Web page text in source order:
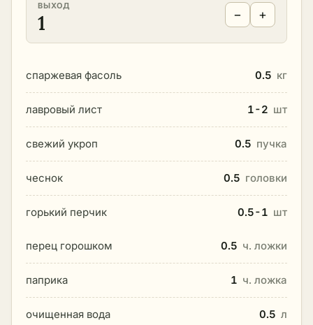
ВЫХОД
1 − +
спаржевая фасоль 0.5 кг
лавровый лист 1-2 шт
свежий укроп 0.5 пучка
чеснок 0.5 головки
горький перчик 0.5-1 шт
перец горошком 0.5 ч. ложки
паприка 1 ч. ложка
очищенная вода 0.5 л